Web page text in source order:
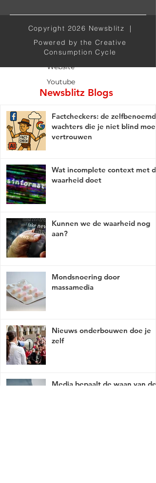
Website
Website
Youtube
Newsblitz Blogs
Factcheckers: de zelfbenoemde
wachters die je niet blind moet
vertrouwen
Wat incomplete context met de
waarheid doet
Kunnen we de waarheid nog
aan?
Mondsnoering door
massamedia
Nieuws onderbouwen doe je
zelf
Media bepaalt de waan van de
Copyright 2026 Newsblitz |
Powered by the Creative
Consumption Cycle